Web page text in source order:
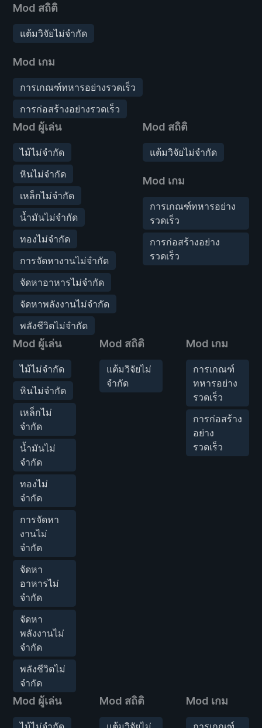
Mod สถิติ
แต้มวิจัยไม่จำกัด
Mod เกม
การเกณฑ์ทหารอย่างรวดเร็ว
การก่อสร้างอย่างรวดเร็ว
Mod ผู้เล่น
ไม้ไม่จำกัด
หินไม่จำกัด
เหล็กไม่จำกัด
น้ำมันไม่จำกัด
ทองไม่จำกัด
การจัดหางานไม่จำกัด
จัดหาอาหารไม่จำกัด
จัดหาพลังงานไม่จำกัด
พลังชีวิตไม่จำกัด
Mod สถิติ
แต้มวิจัยไม่จำกัด
Mod เกม
การเกณฑ์ทหารอย่าง
รวดเร็ว
การก่อสร้างอย่าง
รวดเร็ว
Mod ผู้เล่น
ไม้ไม่จำกัด
หินไม่จำกัด
เหล็กไม่
จำกัด
น้ำมันไม่
จำกัด
ทองไม่
จำกัด
การจัดหา
งานไม่
จำกัด
จัดหา
อาหารไม่
จำกัด
จัดหา
พลังงานไม่
จำกัด
พลังชีวิตไม่
จำกัด
Mod สถิติ
แต้มวิจัยไม่
จำกัด
Mod เกม
การเกณฑ์
ทหารอย่าง
รวดเร็ว
การก่อสร้าง
อย่าง
รวดเร็ว
Mod ผู้เล่น Mod สถิติ Mod เกม